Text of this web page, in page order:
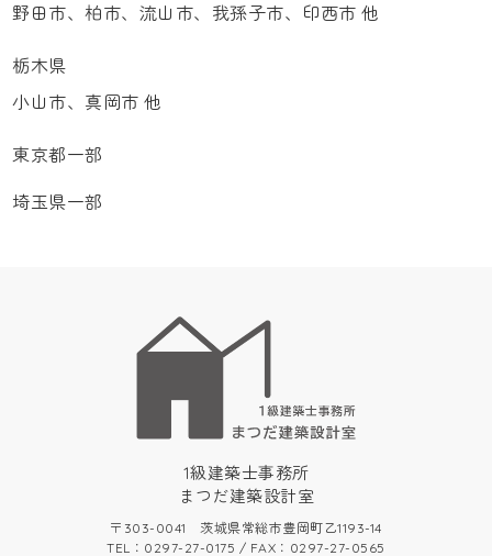
野田市、柏市、流山市、我孫子市、印西市 他
栃木県
小山市、真岡市 他
東京都一部
埼玉県一部
1級建築士事務所
まつだ建築設計室
〒303-0041 茨城県常総市豊岡町乙1193-14
TEL：0297-27-0175 / FAX：0297-27-0565